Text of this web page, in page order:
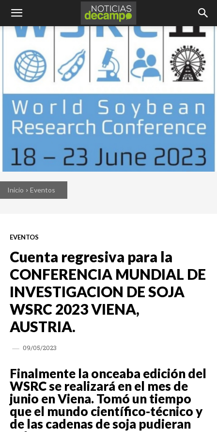
Inicio Eventos
EVENTOS
Cuenta regresiva para la
CONFERENCIA MUNDIAL DE
INVESTIGACION DE SOJA
WSRC 2023 VIENA,
AUSTRIA.
09/05/2023
Finalmente la onceaba edición del
WSRC se realizará en el mes de
junio en Viena. Tomó un tiempo
que el mundo científico-técnico y
de las cadenas de soja pudieran